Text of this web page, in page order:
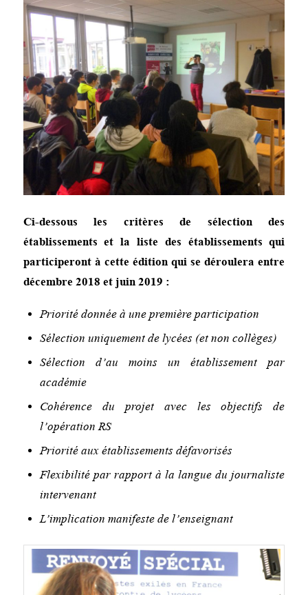
Ci-dessous les critères de sélection des
établissements et la liste des établissements qui
participeront à cette édition qui se déroulera entre
décembre 2018 et juin 2019 :
Priorité donnée à une première participation
Sélection uniquement de lycées (et non collèges)
Sélection d’au moins un établissement par
académie
Cohérence du projet avec les objectifs de
l’opération RS
Priorité aux établissements défavorisés
Flexibilité par rapport à la langue du journaliste
intervenant
L’implication manifeste de l’enseignant